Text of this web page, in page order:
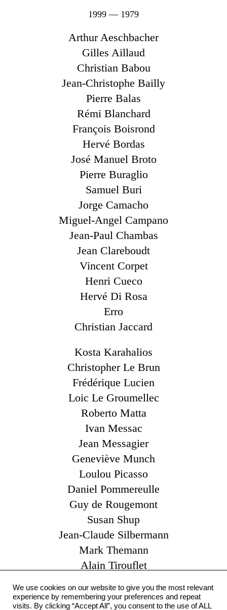
1999 — 1979
Arthur Aeschbacher
Gilles Aillaud
Christian Babou
Jean-Christophe Bailly
Pierre Balas
Rémi Blanchard
François Boisrond
Hervé Bordas
José Manuel Broto
Pierre Buraglio
Samuel Buri
Jorge Camacho
Miguel-Angel Campano
Jean-Paul Chambas
Jean Clareboudt
Vincent Corpet
Henri Cueco
Hervé Di Rosa
Erro
Christian Jaccard
Kosta Karahalios
Christopher Le Brun
Frédérique Lucien
Loic Le Groumellec
Roberto Matta
Ivan Messac
Jean Messagier
Geneviève Munch
Loulou Picasso
Daniel Pommereulle
Guy de Rougemont
Susan Shup
Jean-Claude Silbermann
Mark Themann
Alain Tirouflet
Claude Yvel
We use cookies on our website to give you the most relevant
experience by remembering your preferences and repeat
visits. By clicking “Accept All”, you consent to the use of ALL